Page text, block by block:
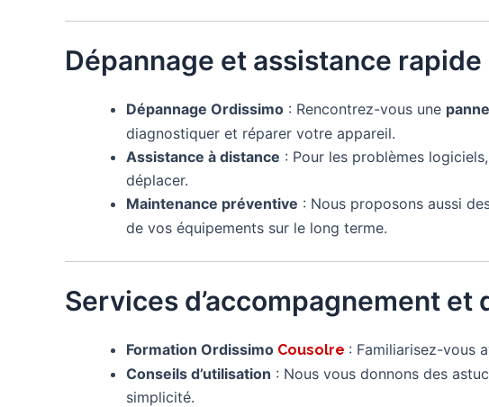
Dépannage et assistance
Dépannage Ordissimo : Rencontrez-vous une
diagnostiquer et réparer votre appareil.
Assistance à distance : Pour les problèmes
déplacer.
Maintenance préventive : Nous proposons aussi
de vos équipements sur le long terme.
Services d’accompagnement et
Formation Ordissimo Cousolre : Familiarisez-vous
Conseils d’utilisation : Nous vous donnons des
simplicité.